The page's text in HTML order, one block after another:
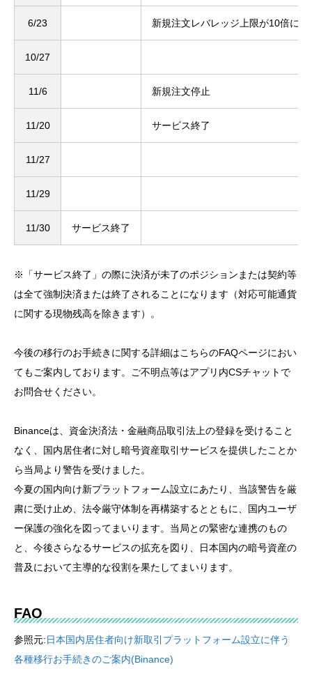
6/23 新規注文レバレッジ上限が10倍に変
10/27
11/6 新規注文停止
11/20 サービス終了
11/27
11/29
11/30 サービス終了
※「サービス終了」の際に決済が未了のポジションまたは契約等
は全て強制決済または終了されることになります（対応可能通貨
に関する現物残高を除きます）。
今後の移行のお手続きに関する詳細はこちらのFAQページにおい
てもご案内しております。ご不明点等はアプリ内CSチャットで
お問合せください。
Binanceは、資金決済法・金融商品取引法上の登録を受けること
なく、国内居住者に対し暗号資産取引サービスを提供したことか
ら当局より警告を受けました。
今夏の国内向け新プラットフォーム設立にあたり、当該警告を厳
粛に受け止め、法令厳守体制を再構築するとともに、国内ユーザ
ー保護の強化を図ってまいります。当局との緊密な連携のもの
と、今後さらなるサービスの拡充を図り、日本国内の暗号資産の
普及において主導的な役割を果たしてまいります。
FAQ
参照元:日本国内居住者向け新取引プラットフォーム設立に伴う
各種移行お手続きのご案内(Binance)